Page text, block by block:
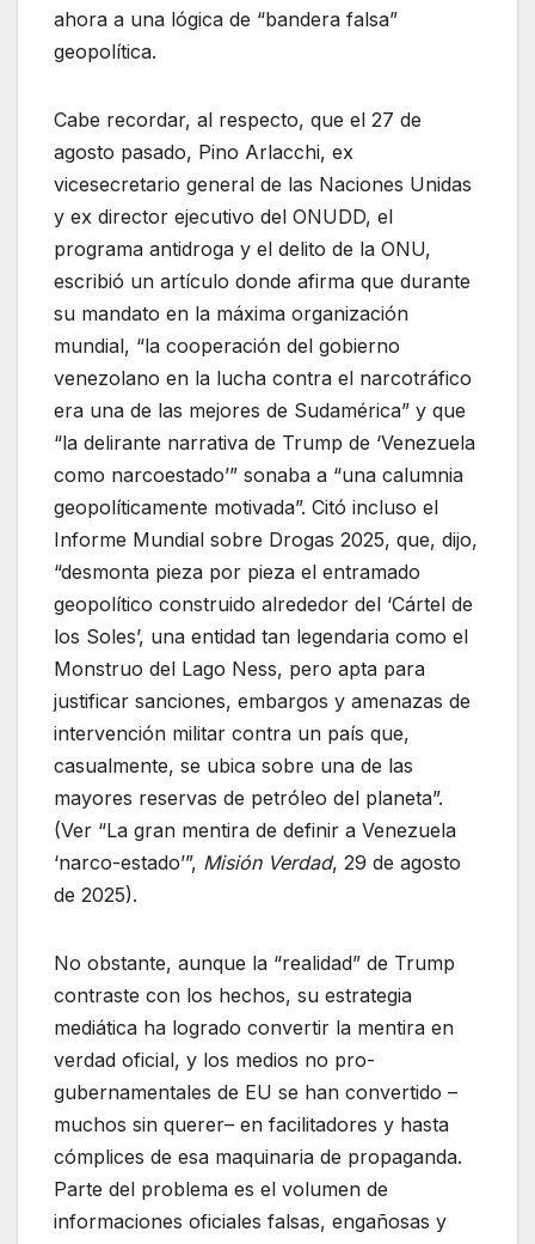
ahora a una lógica de “bandera falsa”
geopolítica.
Cabe recordar, al respecto, que el 27 de
agosto pasado, Pino Arlacchi, ex
vicesecretario general de las Naciones Unidas
y ex director ejecutivo del ONUDD, el
programa antidroga y el delito de la ONU,
escribió un artículo donde afirma que durante
su mandato en la máxima organización
mundial, “la cooperación del gobierno
venezolano en la lucha contra el narcotráfico
era una de las mejores de Sudamérica” y que
“la delirante narrativa de Trump de ‘Venezuela
como narcoestado’” sonaba a “una calumnia
geopolíticamente motivada”. Citó incluso el
Informe Mundial sobre Drogas 2025, que, dijo,
“desmonta pieza por pieza el entramado
geopolítico construido alrededor del ‘Cártel de
los Soles’, una entidad tan legendaria como el
Monstruo del Lago Ness, pero apta para
justificar sanciones, embargos y amenazas de
intervención militar contra un país que,
casualmente, se ubica sobre una de las
mayores reservas de petróleo del planeta”.
(Ver “La gran mentira de definir a Venezuela
‘narco-estado’”, Misión Verdad, 29 de agosto
de 2025).
No obstante, aunque la “realidad” de Trump
contraste con los hechos, su estrategia
mediática ha logrado convertir la mentira en
verdad oficial, y los medios no pro-
gubernamentales de EU se han convertido –
muchos sin querer– en facilitadores y hasta
cómplices de esa maquinaria de propaganda.
Parte del problema es el volumen de
informaciones oficiales falsas, engañosas y